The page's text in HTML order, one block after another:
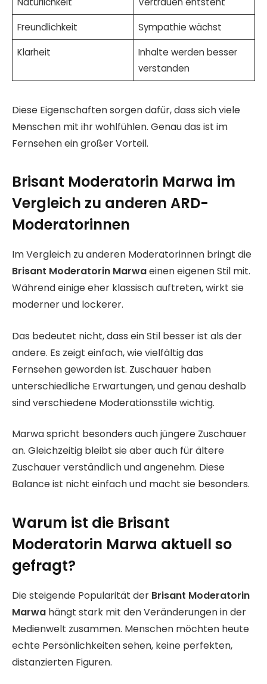
Freundlichkeit
Sympathie wächst
Klarheit
Inhalte werden besser
verstanden
Diese Eigenschaften sorgen dafür, dass sich viele
Menschen mit ihr wohlfühlen. Genau das ist im
Fernsehen ein großer Vorteil.
Brisant Moderatorin Marwa im
Vergleich zu anderen ARD-
Moderatorinnen
Im Vergleich zu anderen Moderatorinnen bringt die
Brisant Moderatorin Marwaeinen eigenen Stil mit.
Während einige eher klassisch auftreten, wirkt sie
moderner und lockerer.
Das bedeutet nicht, dass ein Stil besser ist als der
andere. Es zeigt einfach, wie vielfältig das
Fernsehen geworden ist. Zuschauer haben
unterschiedliche Erwartungen, und genau deshalb
sind verschiedene Moderationsstile wichtig.
Marwa spricht besonders auch jüngere Zuschauer
an. Gleichzeitig bleibt sie aber auch für ältere
Zuschauer verständlich und angenehm. Diese
Balance ist nicht einfach und macht sie besonders.
Warum ist die Brisant
Moderatorin Marwa aktuell so
gefragt?
Die steigende Popularität der Brisant Moderatorin
Marwa hängt stark mit den Veränderungen in der
Medienwelt zusammen. Menschen möchten heute
echte Persönlichkeiten sehen, keine perfekten,
distanzierten Figuren.